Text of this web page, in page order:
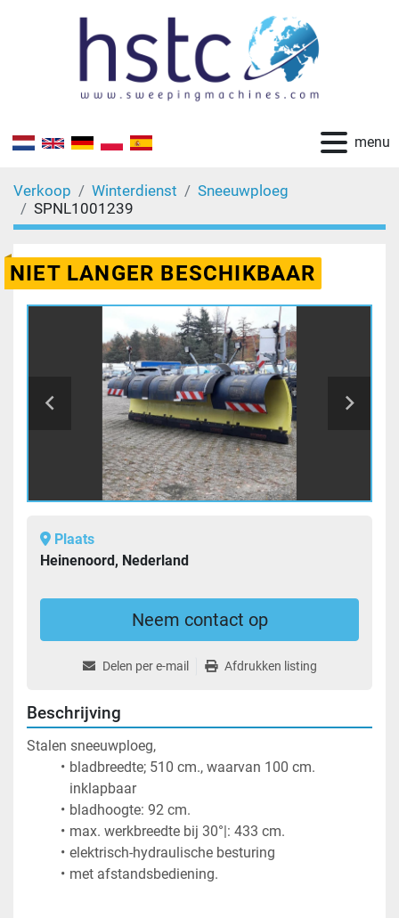
menu
Verkoop Winterdienst
Sneeuwploeg
SPNL1001239
NIET LANGER BESCHIKBAAR
2005 Nido ML51-A
Plaats
Heinenoord, Nederland
Neem contact op
Delen per e-mail Afdrukken listing
Beschrijving
Stalen sneeuwploeg,
bladbreedte; 510 cm., waarvan 100 cm.
inklapbaar
bladhoogte: 92 cm.
max. werkbreedte bij 30°|: 433 cm.
elektrisch-hydraulische besturing
met afstandsbediening.